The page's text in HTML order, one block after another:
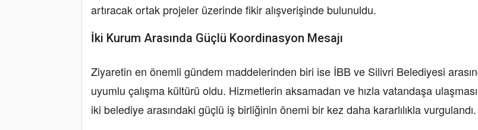
artıracak ortak projeler üzerinde fikir alışverişinde bulunuldu.
İki Kurum Arasında Güçlü Koordinasyon Mesajı
Ziyaretin en önemli gündem maddelerinden biri ise İBB ve Silivri Belediyesi
uyumlu çalışma kültürü oldu. Hizmetlerin aksamadan ve hızla vatandaşa
iki belediye arasındaki güçlü iş birliğinin önemi bir kez daha kararlılıkla vurgulandı.